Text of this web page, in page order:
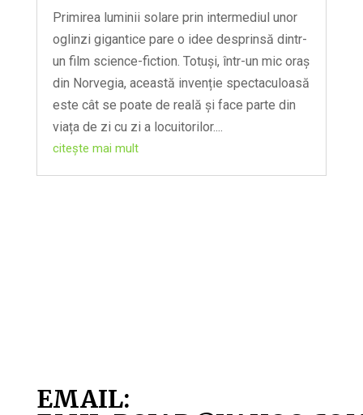
Primirea luminii solare prin intermediul unor
oglinzi gigantice pare o idee desprinsă dintr-
un film science-fiction. Totuși, într-un mic oraș
din Norvegia, această invenție spectaculoasă
este cât se poate de reală și face parte din
viața de zi cu zi a locuitorilor....
citește mai mult
EMAIL: